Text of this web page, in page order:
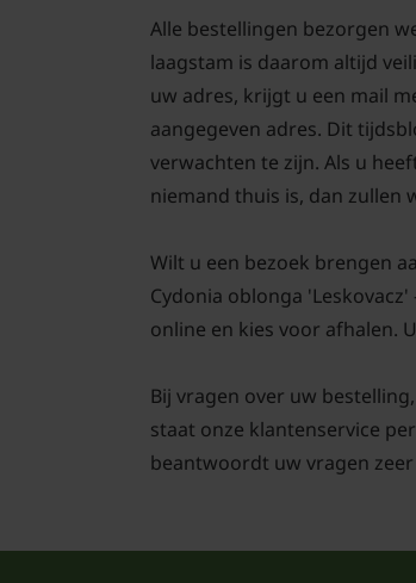
Alle bestellingen bezorgen
laagstam is daarom altijd
uw adres, krijgt u een mail
aangegeven adres. Dit
verwachten te zijn. Als u
niemand thuis is, dan zullen
Wilt u een bezoek brengen
Cydonia oblonga
online en kies voor afhalen.
Bij vragen over uw
staat onze klantenservice
beantwoordt uw vragen